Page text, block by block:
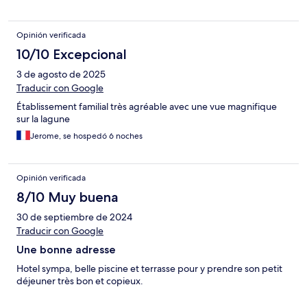
Opinión verificada
10/10 Excepcional
3 de agosto de 2025
Traducir con Google
Établissement familial très agréable avec une vue magnifique
sur la lagune
Jerome, se hospedó 6 noches
Opinión verificada
8/10 Muy buena
30 de septiembre de 2024
Traducir con Google
Une bonne adresse
Hotel sympa, belle piscine et terrasse pour y prendre son petit
déjeuner très bon et copieux.